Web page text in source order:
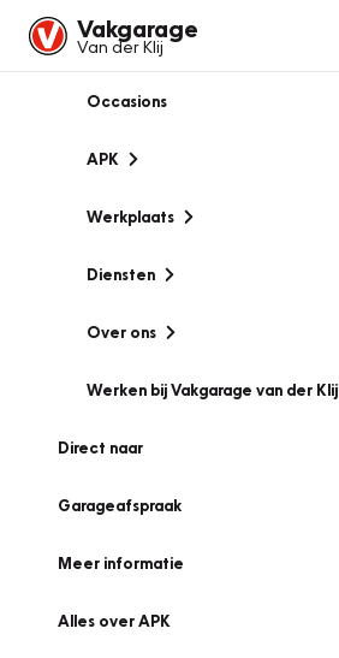
Vakgarage
Van der Klij
Occasions
APK
Werkplaats
Diensten
Over ons
Werken bij Vakgarage van der Klij
Direct naar
Garageafspraak
Meer informatie
Alles over APK